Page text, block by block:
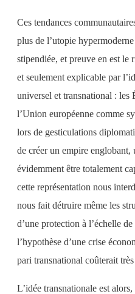
Ces tendances
plus de l’utopie
stipendiée, et preuve en est le
et seulement explicable par
universel et transnational : les
l’Union européenne comme
lors de gesticulations
de créer un empire englobant,
évidemment être totalement
cette représentation nous
nous fait détruire même les
d’une protection à l’échelle
l’hypothèse d’une crise
pari transnational coûterait
L’idée transnationale est